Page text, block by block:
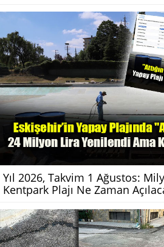
Yıl 2026, Takvim 1 Ağustos:
Kentpark Plajı Ne Zaman